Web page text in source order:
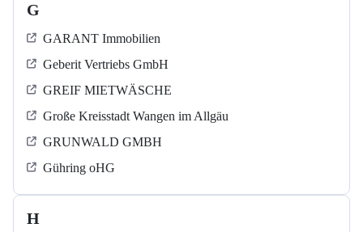
G
GARANT Immobilien
Geberit Vertriebs GmbH
GREIF MIETWÄSCHE
Große Kreisstadt Wangen im Allgäu
GRUNWALD GMBH
Gühring oHG
H